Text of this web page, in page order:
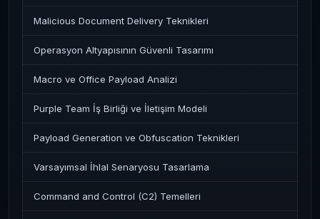
Malicious Document Delivery Teknikleri
Operasyon Altyapısının Güvenli Tasarımı
Macro ve Office Payload Analizi
Purple Team İş Birliği ve İletişim Modeli
Payload Generation ve Obfuscation Teknikleri
Varsayımsal İhlal Senaryosu Tasarlama
Command and Control (C2) Temelleri